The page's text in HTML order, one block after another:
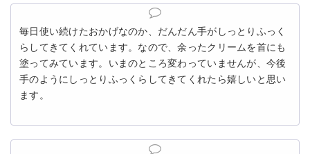
毎日使い続けたおかげなのか、だんだん手がしっとりふっく
らしてきてくれています。なので、余ったクリームを首にも
塗ってみています。いまのところ変わっていませんが、今後
手のようにしっとりふっくらしてきてくれたら嬉しいと思い
ます。